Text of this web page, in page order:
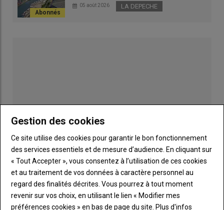
de 2027, puis 20 milligrammes à partir de 2030.
05 août 2026 LA DEPECHE
Publicité
Gestion des cookies
Ce site utilise des cookies pour garantir le bon fonctionnement
des services essentiels et de mesure d’audience. En cliquant sur
« Tout Accepter », vous consentez à l’utilisation de ces cookies
et au traitement de vos données à caractère personnel au
regard des finalités décrites. Vous pourrez à tout moment
revenir sur vos choix, en utilisant le lien « Modifier mes
préférences cookies » en bas de page du site. Plus d'infos